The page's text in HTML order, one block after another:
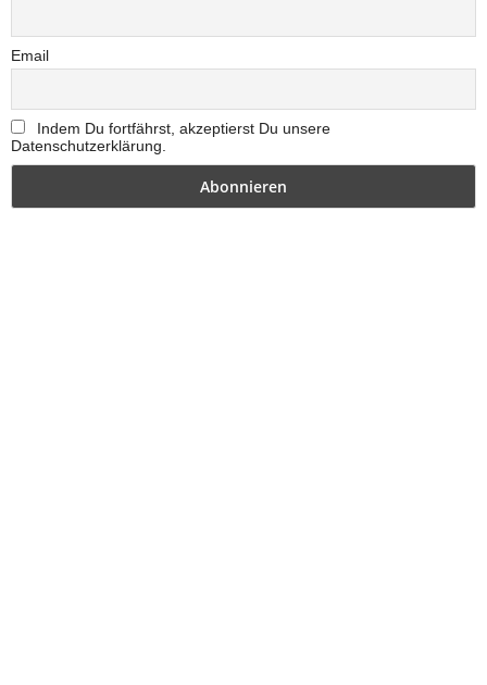
Email
Indem Du fortfährst, akzeptierst Du unsere
Datenschutzerklärung.